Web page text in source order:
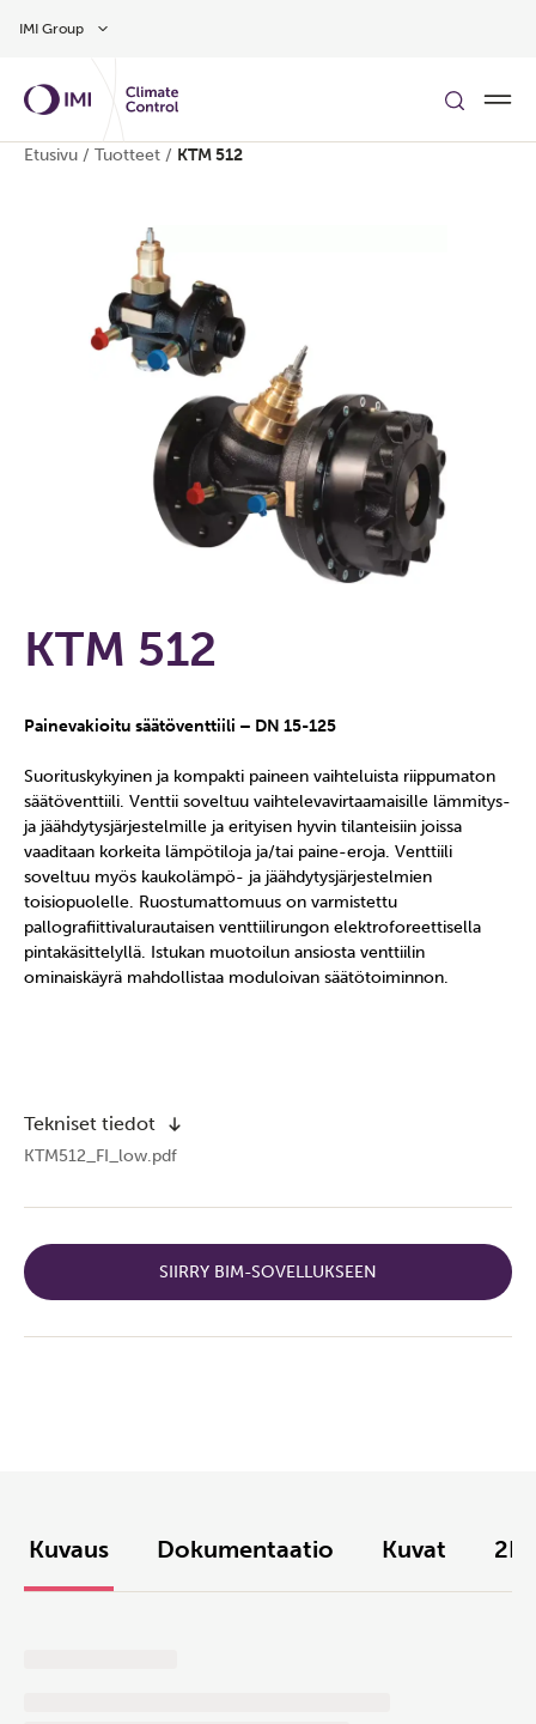
IMI Group
Etusivu / Tuotteet / KTM 512
KTM 512
Painevakioitu säätöventtiili – DN 15-125
Suorituskykyinen ja kompakti paineen vaihteluista riippumaton
säätöventtiili. Venttii soveltuu vaihtelevavirtaamaisille lämmitys-
ja jäähdytysjärjestelmille ja erityisen hyvin tilanteisiin joissa
vaaditaan korkeita lämpötiloja ja/tai paine-eroja. Venttiili
soveltuu myös kaukolämpö- ja jäähdytysjärjestelmien
toisiopuolelle. Ruostumattomuus on varmistettu
pallografiittivalurautaisen venttiilirungon elektroforeettisella
pintakäsittelyllä. Istukan muotoilun ansiosta venttiilin
ominaiskäyrä mahdollistaa moduloivan säätötoiminnon.
Tekniset tiedot
KTM512_FI_low.pdf
SIIRRY BIM-SOVELLUKSEEN
Kuvaus Dokumentaatio Kuvat